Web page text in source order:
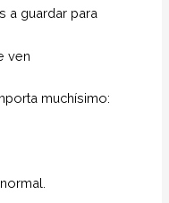
a guardar para
ven
muchísimo: